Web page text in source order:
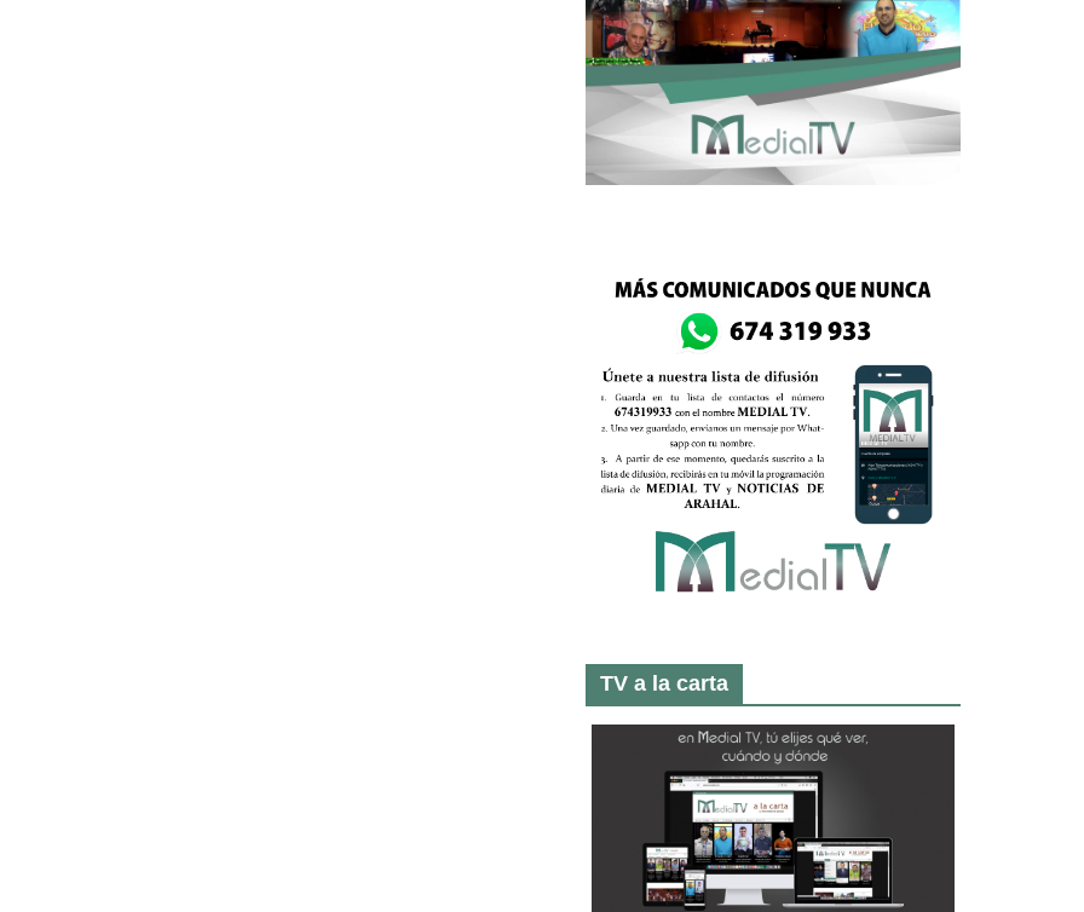
TV a la carta